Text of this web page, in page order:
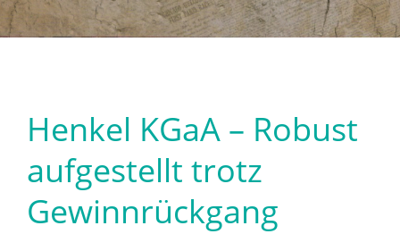
Henkel KGaA – Robust
aufgestellt trotz
Gewinnrückgang